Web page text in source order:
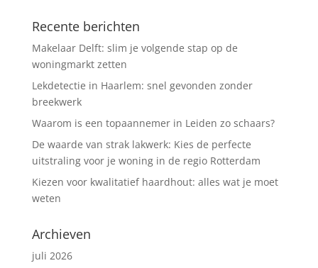
Recente berichten
Makelaar Delft: slim je volgende stap op de
woningmarkt zetten
Lekdetectie in Haarlem: snel gevonden zonder
breekwerk
Waarom is een topaannemer in Leiden zo schaars?
De waarde van strak lakwerk: Kies de perfecte
uitstraling voor je woning in de regio Rotterdam
Kiezen voor kwalitatief haardhout: alles wat je moet
weten
Archieven
juli 2026